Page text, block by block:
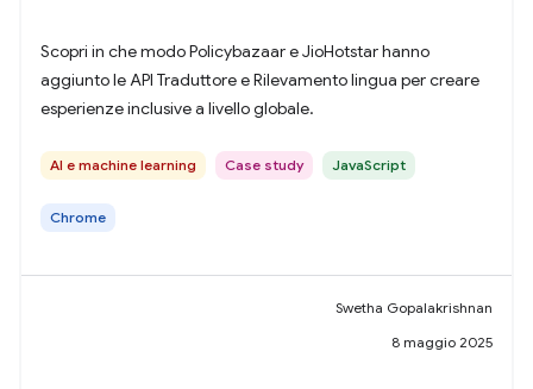
Scopri in che modo Policybazaar e JioHotstar hanno
aggiunto le API Traduttore e Rilevamento lingua per creare
esperienze inclusive a livello globale.
AI e machine learning Case study JavaScript
Chrome
Swetha Gopalakrishnan
8 maggio 2025